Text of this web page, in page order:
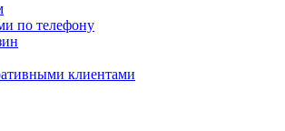
по телефону
клиентами